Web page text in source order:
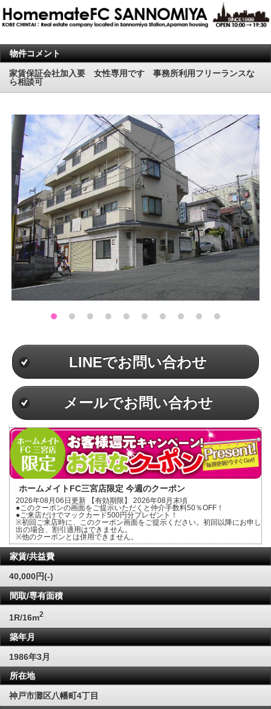
物件コメント
家賃保証会社加入要 女性専用です 事務所利用フリーランスな
ら相談可
LINEでお問い合わせ
メールでお問い合わせ
ホームメイトFC三宮店限定 今週のクーポン
2026年08月06日更新 【有効期限】 2026年08月末頃
●このクーポンの画面をご提示いただくと仲介手数料50％OFF！
●ご来店だけでマックカード500円分プレゼント！
※初回ご来店時に、このクーポン画面をご提示ください。初回以降にお申し
出の場合、割引適用はできません。
※他のクーポンとは併用できません。
家賃/共益費
40,000円(-)
間取/専有面積
1R/16m2
築年月
1986年3月
所在地
神戸市灘区八幡町4丁目